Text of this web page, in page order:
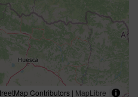
Contributors | MapLibre